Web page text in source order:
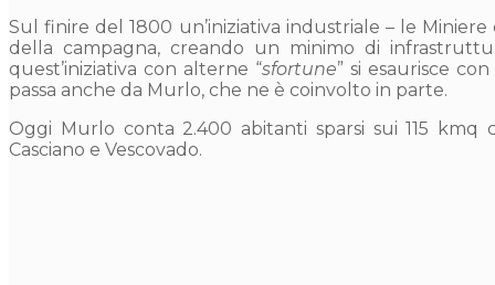
Sul finire del 1800 un’iniziativa industriale – le
della campagna, creando un minimo di
quest’iniziativa con alterne “sfortune” si esaurisce
passa anche da Murlo, che ne è coinvolto in parte.
Oggi Murlo conta 2.400 abitanti sparsi sui 115
Casciano e Vescovado.